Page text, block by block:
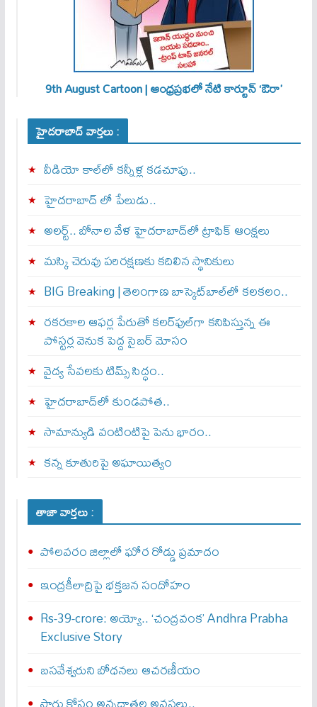
9th August Cartoon | ఆంధ్రప్రభలో నేటి కార్టూన్ ‘ఔరా’
హైదరాబాద్ వార్తలు :
వీడియో కాల్‌లో కన్నీళ్ల కడచూపు..
హైదరాబాద్ లో పేలుడు..
అలర్ట్‌.. బోనాల వేళ హైదరాబాద్‌లో ట్రాఫిక్‌ ఆంక్షలు
మస్కి చెరువు పరిరక్షణకు కదిలిన స్థానికులు
BIG Breaking | తెలంగాణ బాస్కెట్‌బాల్‌లో కలకలం..
రకరకాల ఆఫర్ల పేరుతో కలర్‌ఫుల్‌గా కనిపిస్తున్న ఈ
పోస్టర్ల వెనుక పెద్ద సైబర్ మోసం
వైద్య సేవలకు టిమ్స్‌ సిద్ధం..
హైదరాబాద్‌లో కుండపోత..
సామాన్యుడి వంటింటిపై పెను భారం..
కన్న కూతురిపై అఘాయిత్యం
తాజా వార్తలు :
పోలవరం జిల్లాలో ఘోర రోడ్డు ప్రమాదం
ఇంద్రకీలాద్రిపై భక్తజన సందోహం
Rs-39-crore: అయ్యో.. ‘చంద్రవంక’ Andhra Prabha
Exclusive Story
బసవేశ్వరుని బోధనలు ఆచరణీయం